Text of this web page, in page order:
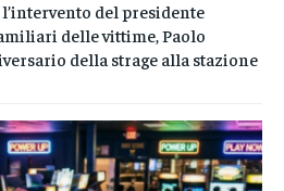
del presidente
delle vittime, Paolo
della strage alla stazione